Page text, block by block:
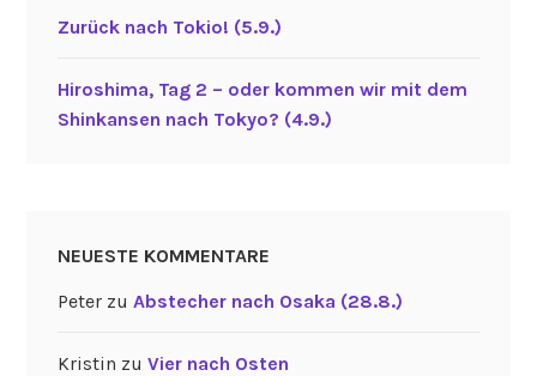
Zurück nach Tokio! (5.9.)
Hiroshima, Tag 2 – oder kommen wir mit dem
Shinkansen nach Tokyo? (4.9.)
NEUESTE KOMMENTARE
Peterzu Abstecher nach Osaka (28.8.)
Kristin zu Vier nach Osten